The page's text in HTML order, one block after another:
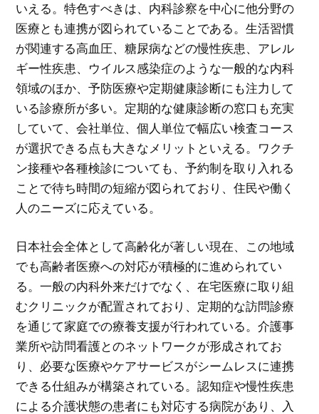
いえる。特色すべきは、内科診察を中心に他分野の
医療とも連携が図られていることである。生活習慣
が関連する高血圧、糖尿病などの慢性疾患、アレル
ギー性疾患、ウイルス感染症のような一般的な内科
領域のほか、予防医療や定期健康診断にも注力して
いる診療所が多い。定期的な健康診断の窓口も充実
していて、会社単位、個人単位で幅広い検査コース
が選択できる点も大きなメリットといえる。ワクチ
ン接種や各種検診についても、予約制を取り入れる
ことで待ち時間の短縮が図られており、住民や働く
人のニーズに応えている。
日本社会全体として高齢化が著しい現在、この地域
でも高齢者医療への対応が積極的に進められてい
る。一般の内科外来だけでなく、在宅医療に取り組
むクリニックが配置されており、定期的な訪問診療
を通じて家庭での療養支援が行われている。介護事
業所や訪問看護とのネットワークが形成されてお
り、必要な医療やケアサービスがシームレスに連携
できる仕組みが構築されている。認知症や慢性疾患
による介護状態の患者にも対応する病院があり、入